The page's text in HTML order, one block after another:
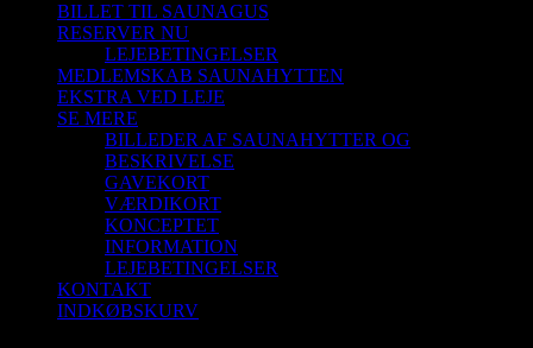
BILLET TIL SAUNAGUS
RESERVER NU
LEJEBETINGELSER
MEDLEMSKAB SAUNAHYTTEN
EKSTRA VED LEJE
SE MERE
BILLEDER AF SAUNAHYTTER OG
BESKRIVELSE
GAVEKORT
VÆRDIKORT
KONCEPTET
INFORMATION
LEJEBETINGELSER
KONTAKT
INDKØBSKURV